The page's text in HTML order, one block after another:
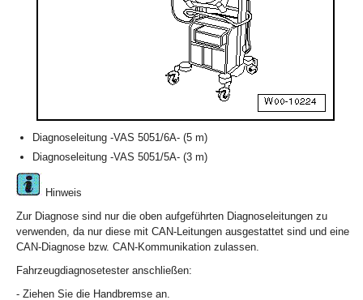
Diagnoseleitung -VAS 5051/6A- (5 m)
Diagnoseleitung -VAS 5051/5A- (3 m)
Hinweis
Zur Diagnose sind nur die oben aufgeführten Diagnoseleitungen zu
verwenden, da nur diese mit CAN-Leitungen ausgestattet sind und eine
CAN-Diagnose bzw. CAN-Kommunikation zulassen.
Fahrzeugdiagnosetester anschließen:
- Ziehen Sie die Handbremse an.